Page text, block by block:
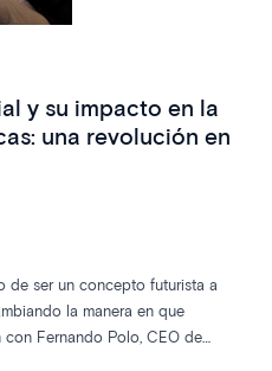
más información. Puede
pulsando el botón “Permitir
pulsando el botón “Solo
y su impacto en la
una revolución en
de ser un concepto futurista a
la manera en que
con Fernando Polo, CEO de